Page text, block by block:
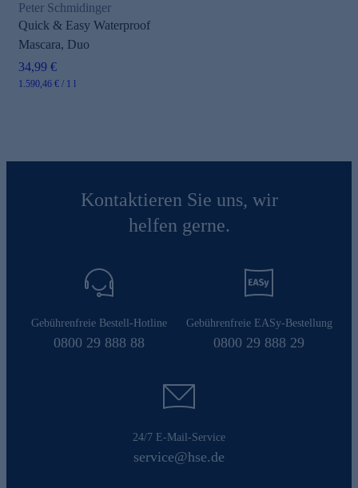
Peter Schmidinger
Quick & Easy Waterproof
Mascara, Duo
34,99 €
1.590,46 € / 1 l
Kontaktieren Sie uns, wir
helfen gerne.
Gebührenfreie Bestell-Hotline
0800 29 888 88
Gebührenfreie EASy-Bestellung
0800 29 888 29
24/7 E-Mail-Service
service@hse.de